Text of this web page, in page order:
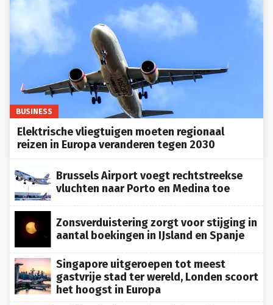
BUSINESS
Elektrische vliegtuigen moeten regionaal
reizen in Europa veranderen tegen 2030
Brussels Airport voegt rechtstreekse
vluchten naar Porto en Medina toe
Zonsverduistering zorgt voor stijging in
aantal boekingen in IJsland en Spanje
Singapore uitgeroepen tot meest
gastvrije stad ter wereld, Londen scoort
het hoogst in Europa